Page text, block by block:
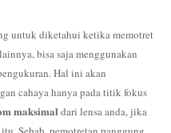
untuk diketahui ketika memotret
bisa saja menggunakan
Hal ini akan
cahaya hanya pada titik fokus
maksimal dari lensa anda, jika